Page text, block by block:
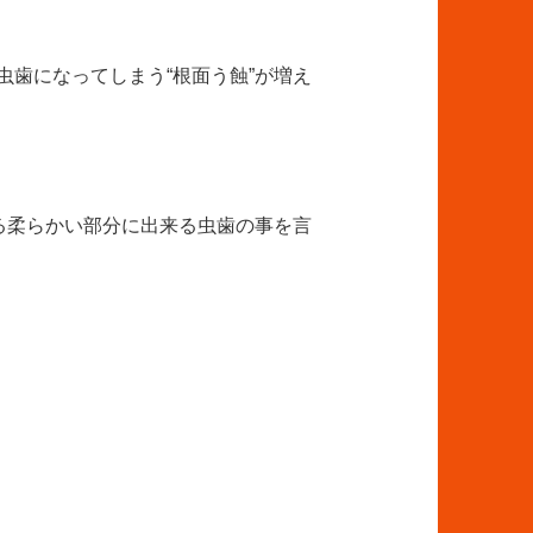
になってしまう“根面う蝕”が増え
らかい部分に出来る虫歯の事を言